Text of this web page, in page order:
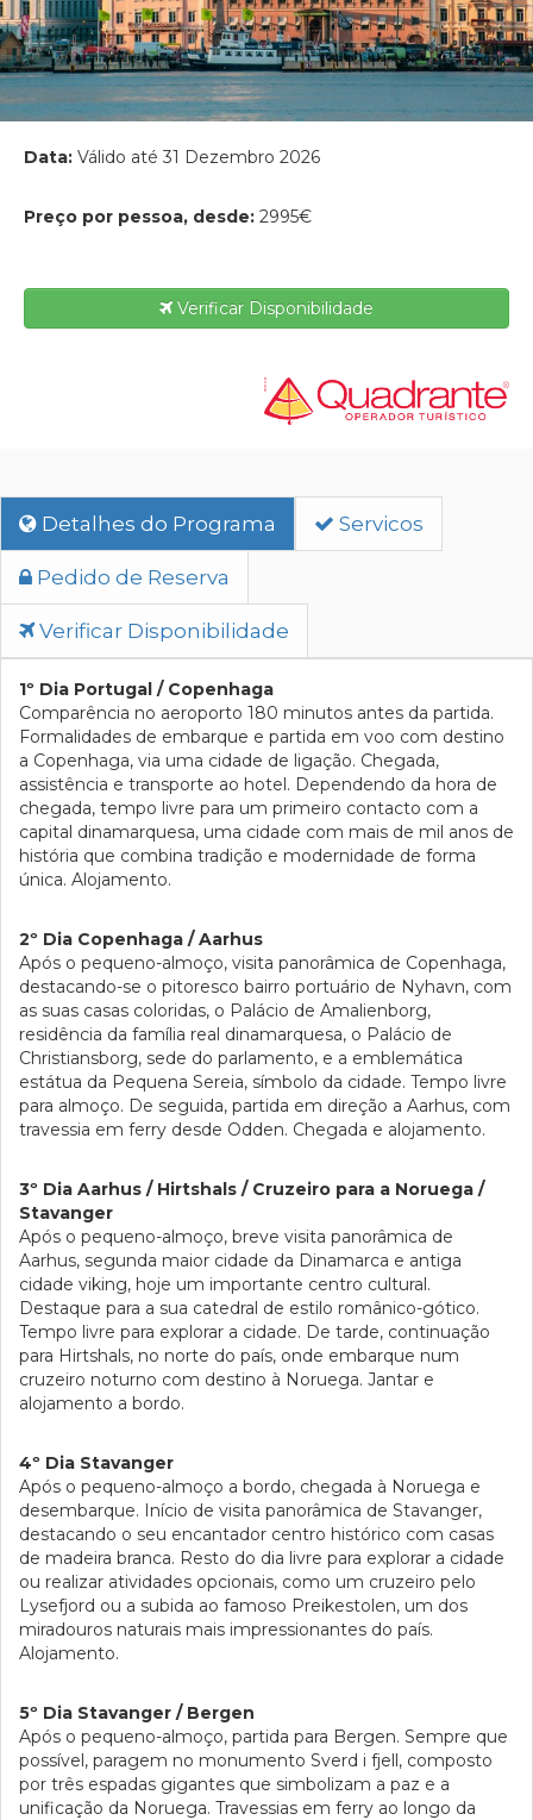
Data: Válido até 31 Dezembro 2026
Preço por pessoa, desde: 2995€
Verificar Disponibilidade
Detalhes do Programa Servicos
Pedido de Reserva
Verificar Disponibilidade
1º Dia Portugal / Copenhaga
Comparência no aeroporto 180 minutos antes da partida.
Formalidades de embarque e partida em voo com destino
a Copenhaga, via uma cidade de ligação. Chegada,
assistência e transporte ao hotel. Dependendo da hora de
chegada, tempo livre para um primeiro contacto com a
capital dinamarquesa, uma cidade com mais de mil anos de
história que combina tradição e modernidade de forma
única. Alojamento.
2º Dia Copenhaga / Aarhus
Após o pequeno-almoço, visita panorâmica de Copenhaga,
destacando-se o pitoresco bairro portuário de Nyhavn, com
as suas casas coloridas, o Palácio de Amalienborg,
residência da família real dinamarquesa, o Palácio de
Christiansborg, sede do parlamento, e a emblemática
estátua da Pequena Sereia, símbolo da cidade. Tempo livre
para almoço. De seguida, partida em direção a Aarhus, com
travessia em ferry desde Odden. Chegada e alojamento.
3º Dia Aarhus / Hirtshals / Cruzeiro para a Noruega /
Stavanger
Após o pequeno-almoço, breve visita panorâmica de
Aarhus, segunda maior cidade da Dinamarca e antiga
cidade viking, hoje um importante centro cultural.
Destaque para a sua catedral de estilo românico-gótico.
Tempo livre para explorar a cidade. De tarde, continuação
para Hirtshals, no norte do país, onde embarque num
cruzeiro noturno com destino à Noruega. Jantar e
alojamento a bordo.
4º Dia Stavanger
Após o pequeno-almoço a bordo, chegada à Noruega e
desembarque. Início de visita panorâmica de Stavanger,
destacando o seu encantador centro histórico com casas
de madeira branca. Resto do dia livre para explorar a cidade
ou realizar atividades opcionais, como um cruzeiro pelo
Lysefjord ou a subida ao famoso Preikestolen, um dos
miradouros naturais mais impressionantes do país.
Alojamento.
5º Dia Stavanger / Bergen
Após o pequeno-almoço, partida para Bergen. Sempre que
possível, paragem no monumento Sverd i fjell, composto
por três espadas gigantes que simbolizam a paz e a
unificação da Noruega. Travessias em ferry ao longo da